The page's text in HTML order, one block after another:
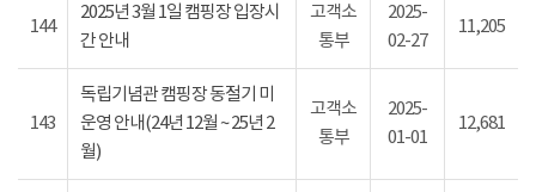
144
2025년 3월 1일 캠핑장 입장시
간 안내
고객소
통부
2025-
02-27
11,205
143
독립기념관 캠핑장 동절기 미
운영 안내(24년 12월 ~ 25년 2
월)
고객소
통부
2025-
01-01
12,681